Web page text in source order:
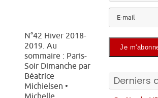
N°42 Hiver 2018-
2019. Au
sommaire : Paris-
Soir Dimanche par
Béatrice
Michielsen •
Derniers